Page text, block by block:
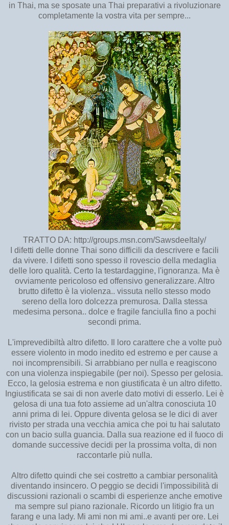
in Thai, ma se sposate una Thai preparativi a rivoluzionare
completamente la vostra vita per sempre...
TRATTO DA: http://groups.msn.com/SawsdeeItaly/
I difetti delle donne Thai sono difficili da descrivere e facili
da vivere. I difetti sono spesso il rovescio della medaglia
delle loro qualità. Certo la testardaggine, l'ignoranza. Ma è
ovviamente pericoloso ed offensivo generalizzare. Altro
brutto difetto è la violenza.. vissuta nello stesso modo
sereno della loro dolcezza premurosa. Dalla stessa
medesima persona.. dolce e fragile fanciulla fino a pochi
secondi prima.
L'imprevedibiltà altro difetto. Il loro carattere che a volte può
essere violento in modo inedito ed estremo e per cause a
noi incomprensibili. Si arrabbiano per nulla e reagiscono
con una violenza inspiegabile (per noi). Spesso per gelosia.
Ecco, la gelosia estrema e non giustificata è un altro difetto.
Ingiustificata se sai di non averle dato motivi di esserlo. Lei è
gelosa di una tua foto assieme ad un'altra conosciuta 10
anni prima di lei. Oppure diventa gelosa se le dici di aver
rivisto per strada una vecchia amica che poi tu hai salutato
con un bacio sulla guancia. Dalla sua reazione ed il fuoco di
domande successive decidi per la prossima volta, di non
raccontarle più nulla.
Altro difetto quindi che sei costretto a cambiar personalità
diventando insincero. O peggio se decidi l'impossibilità di
discussioni razionali o scambi di esperienze anche emotive
ma sempre sul piano razionale. Ricordo un litigio fra un
farang e una lady. Mi ami non mi ami..e avanti per ore. Lei